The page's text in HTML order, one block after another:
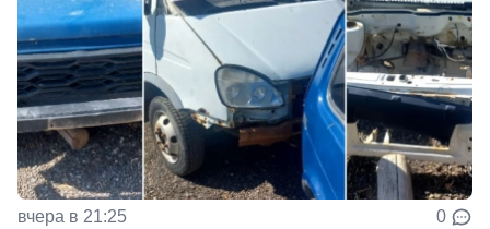
вчера в 21:25 0